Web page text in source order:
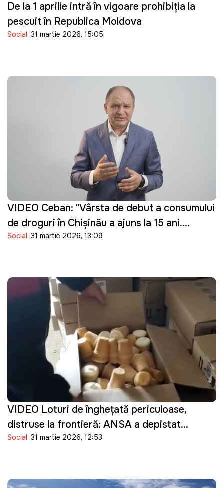
De la 1 aprilie intră în vigoare prohibiția la
pescuit în Republica Moldova
Social 31 martie 2026, 15:05
VIDEO Ceban: "Vârsta de debut a consumului
de droguri în Chișinău a ajuns la 15 ani.
Guvernarea cu ce se ocupă?"
Social 31 martie 2026, 13:09
VIDEO Loturi de înghețată periculoase,
distruse la frontieră: ANSA a depistat
bacterii în produsele importate
Social 31 martie 2026, 12:53